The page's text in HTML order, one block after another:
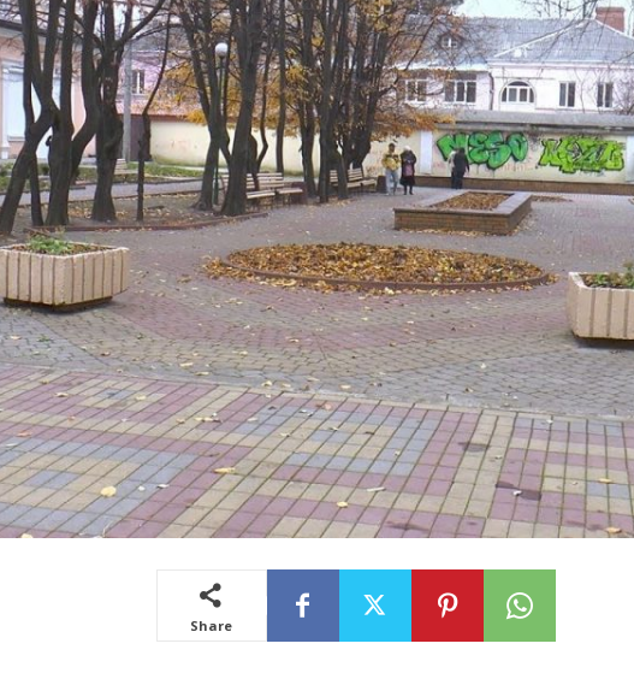
Share